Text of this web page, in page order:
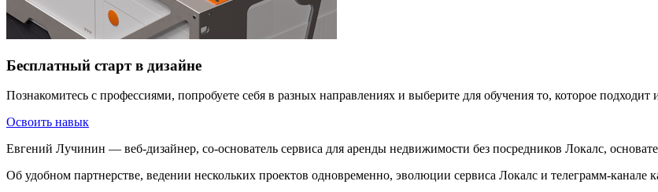
Бесплатный старт в дизайне
Познакомитесь с профессиями, попробуете себя в разных направлениях и выберите для обучения то, которое подходит
Освоить навык
Евгений Лучинин — веб-дизайнер, со-основатель сервиса для аренды недвижимости без посредников Локалс,
Об удобном партнерстве, ведении нескольких проектов одновременно, эволюции сервиса Локалс и телеграмм-канале